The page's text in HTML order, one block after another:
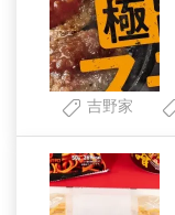
吉野家